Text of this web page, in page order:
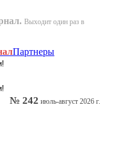
Выходит один раз в
Партнеры
№ 242 июль-август 2026 г.